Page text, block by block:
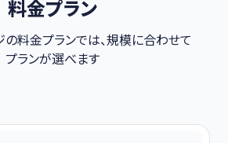
料金プラン
の料金プランでは、規模に合わせて
プランが選べます